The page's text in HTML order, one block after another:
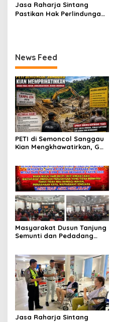
Jasa Raharja Sintang
Pastikan Hak Perlindungan
News Feed
PETI di Semoncol Sanggau
Kian Mengkhawatirkan, GWI
Masyarakat Dusun Tanjung
Semunti dan Pedadang
Jasa Raharja Sintang